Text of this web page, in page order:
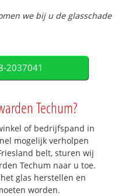
we bij u de glasschade
2037041
Techum?
of bedrijfspand in
mogelijk verholpen
belt, sturen wij
Techum naar u toe.
glas herstellen en
worden.